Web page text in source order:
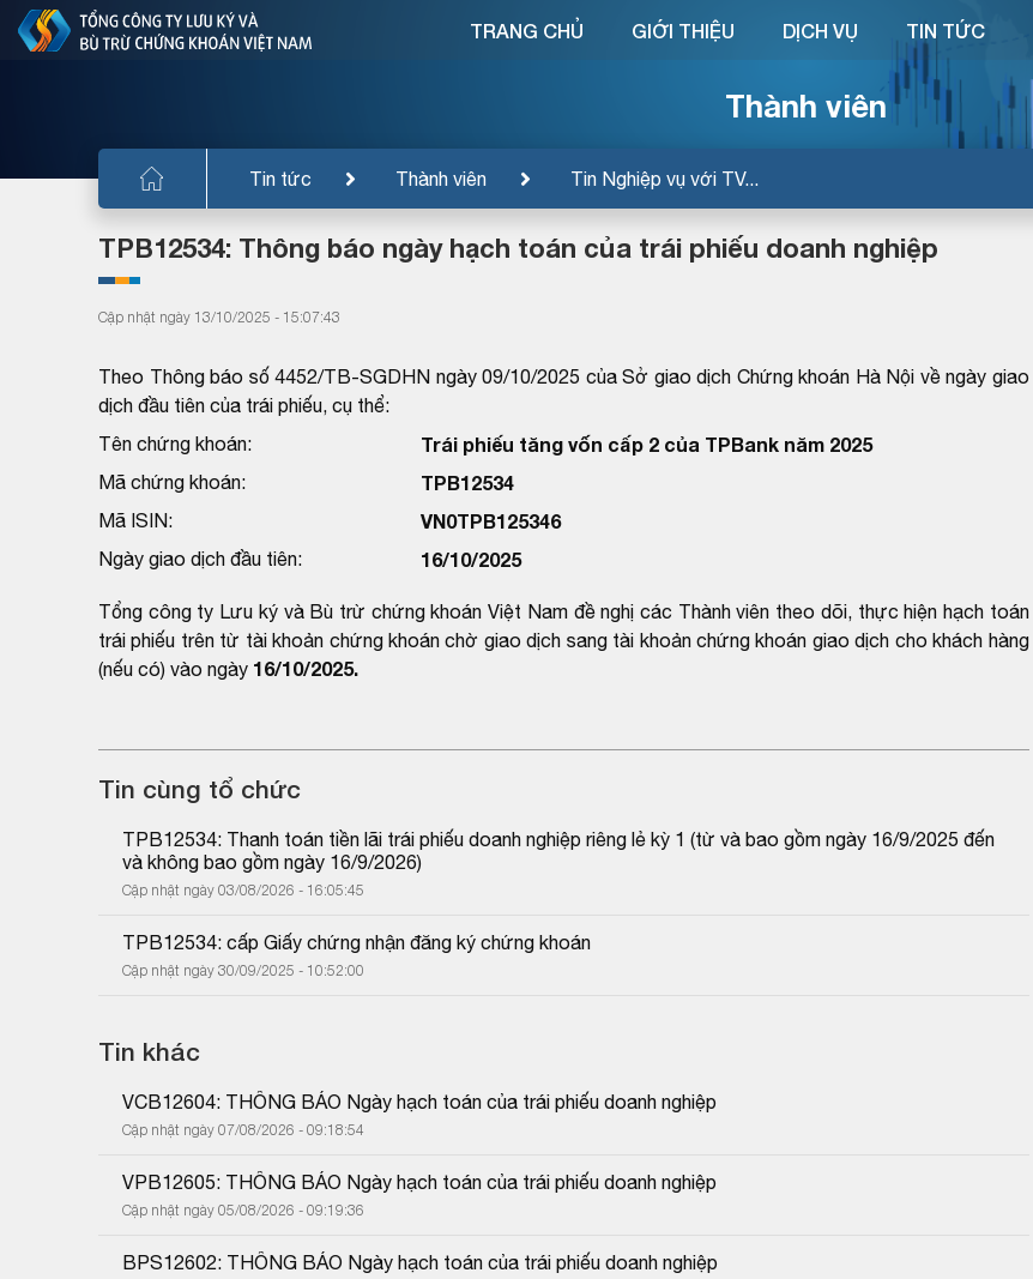
Thành viên
Tin tức Thành viên Tin Nghiệp vụ với TV...
TRANG CHỦ GIỚI THIỆU DỊCH VỤ TIN TỨC
TPB12534: Thông báo ngày hạch toán của trái phiếu doanh nghiệp
Cập nhật ngày 13/10/2025 - 15:07:43
Theo Thông báo số 4452/TB-SGDHN ngày 09/10/2025 của Sở giao dịch Chứng khoán Hà Nội về ngày giao
dịch đầu tiên của trái phiếu, cụ thể:
Tên chứng khoán:
Trái phiếu tăng vốn cấp 2 của TPBank năm 2025
Mã chứng khoán: TPB12534
Mã ISIN: VN0TPB125346
Ngày giao dịch đầu tiên: 16/10/2025
Tổng công ty Lưu ký và Bù trừ chứng khoán Việt Nam đề nghị các Thành viên theo dõi, thực hiện hạch toán
trái phiếu trên từ tài khoản chứng khoán chờ giao dịch sang tài khoản chứng khoán giao dịch cho khách hàng
(nếu có) vào ngày 16/10/2025.
Tin cùng tổ chức
TPB12534: Thanh toán tiền lãi trái phiếu doanh nghiệp riêng lẻ kỳ 1 (từ và bao gồm ngày 16/9/2025 đến
và không bao gồm ngày 16/9/2026)
Cập nhật ngày 03/08/2026 - 16:05:45
TPB12534: cấp Giấy chứng nhận đăng ký chứng khoán
Cập nhật ngày 30/09/2025 - 10:52:00
Tin khác
VCB12604: THÔNG BÁO Ngày hạch toán của trái phiếu doanh nghiệp
Cập nhật ngày 07/08/2026 - 09:18:54
VPB12605: THÔNG BÁO Ngày hạch toán của trái phiếu doanh nghiệp
Cập nhật ngày 05/08/2026 - 09:19:36
BPS12602: THÔNG BÁO Ngày hạch toán của trái phiếu doanh nghiệp